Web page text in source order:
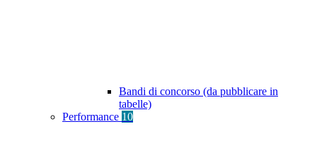
Bandi di concorso (da pubblicare in
tabelle)
Performance 10